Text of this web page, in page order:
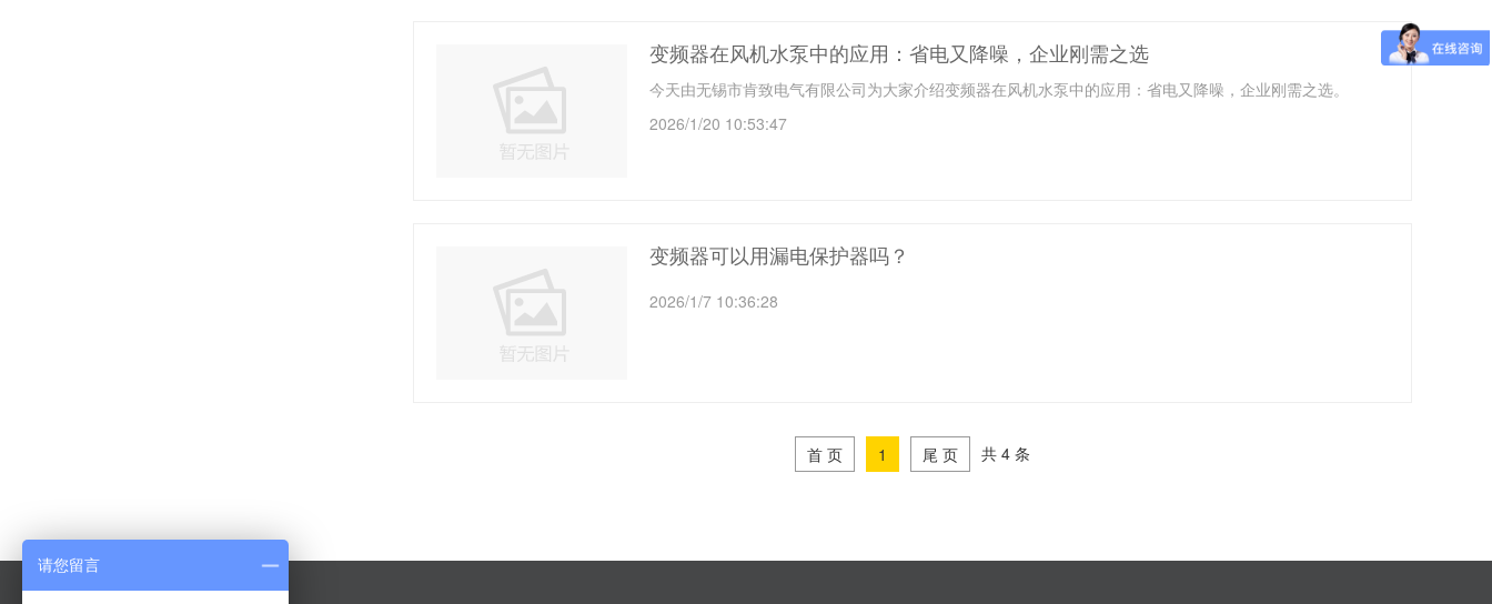
变频器在风机水泵中的应用：省电又降噪，企业刚需之选
今天由无锡市肯致电气有限公司为大家介绍变频器在风机水泵中的应用：省电又降噪，企业刚需之选。
2026/1/20 10:53:47
变频器可以用漏电保护器吗？
2026/1/7 10:36:28
首 页 1 尾 页 共 4 条
请您留言